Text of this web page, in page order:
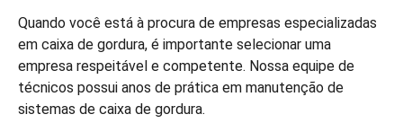
Quando você está à procura de empresas especializadas
em caixa de gordura, é importante selecionar uma
empresa respeitável e competente. Nossa equipe de
técnicos possui anos de prática em manutenção de
sistemas de caixa de gordura.